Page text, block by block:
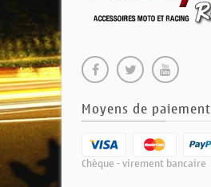
Moyens de paiement
Chèque - virement bancaire